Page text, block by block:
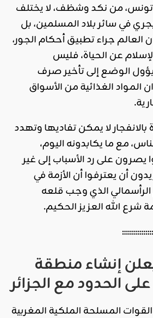
تونس، من نكد وشظف، لا يختلف
في سائر بلاد المسلمين، بل
العالم جراء تطبيق أحكام الجور،
عن الحياة، فليس
الوضع إلى تأخير صرف
المواد الغذائية من الأسواق
بالانفجار لا يمكن تفاديها وتهدد
مع ما يكابدونه اليوم،
يصرون على رد الأسباب إلى غير
أن يعترفوا أن الأزمة في
الذي وجب قلعه
شرع الله العزيز الحكيم.
إنشاء منطقة
الحدود مع الجزائر
المسلحة الملكية المغربية